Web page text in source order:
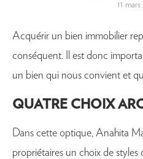
11
Acquérir un bien immobilier
conséquent. Il est donc
un bien qui nous convient et
QUATRE CHOIX
Dans cette optique, Anahita
propriétaires un choix de styles